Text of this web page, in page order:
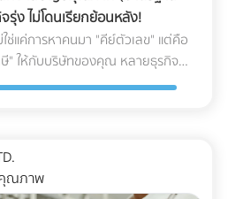
รุ่ง ไม่โดนเรียกย้อนหลัง!
ช่แค่การหาคนมา "คีย์ตัวเลข" แต่คือ
" ให้กับบริษัทของคุณ หลายธุรกิจ
หาศาลเพียงเพราะการจัดการบัญชีที่
ณภาพ